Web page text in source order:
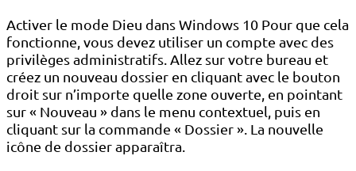
Activer le mode Dieu dans Windows 10 Pour que cela
fonctionne, vous devez utiliser un compte avec des
privilèges administratifs. Allez sur votre bureau et
créez un nouveau dossier en cliquant avec le bouton
droit sur n’importe quelle zone ouverte, en pointant
sur « Nouveau » dans le menu contextuel, puis en
cliquant sur la commande « Dossier ». La nouvelle
icône de dossier apparaîtra.